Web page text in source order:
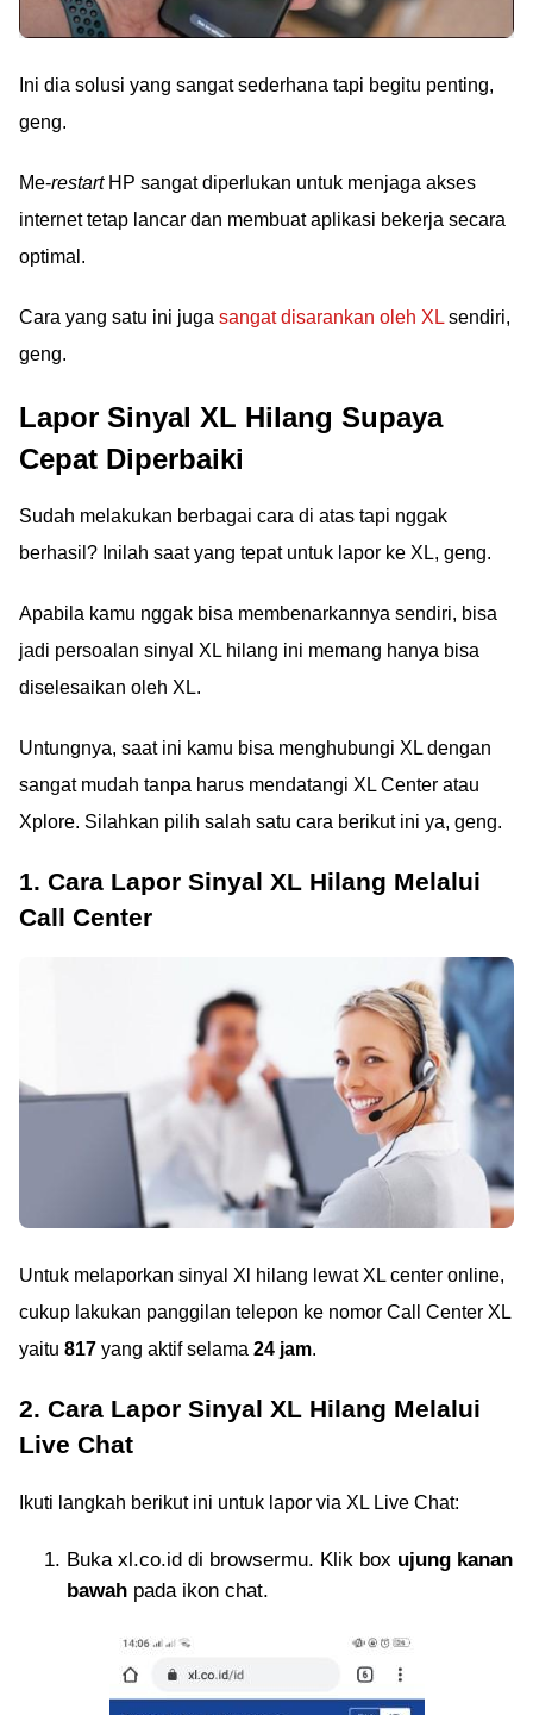
Ini dia solusi yang sangat sederhana tapi begitu penting,
geng.
Me-restartHP sangat diperlukan untuk menjaga akses
internet tetap lancar dan membuat aplikasi bekerja secara
optimal.
Cara yang satu ini juga sangat disarankan oleh XL sendiri,
geng.
Lapor Sinyal XL Hilang Supaya
Cepat Diperbaiki
Sudah melakukan berbagai cara di atas tapi nggak
berhasil? Inilah saat yang tepat untuk lapor ke XL, geng.
Apabila kamu nggak bisa membenarkannya sendiri, bisa
jadi persoalan sinyal XL hilang ini memang hanya bisa
diselesaikan oleh XL.
Untungnya, saat ini kamu bisa menghubungi XL dengan
sangat mudah tanpa harus mendatangi XL Center atau
Xplore. Silahkan pilih salah satu cara berikut ini ya, geng.
1. Cara Lapor Sinyal XL Hilang Melalui
Call Center
Untuk melaporkan sinyal Xl hilang lewat XL center online,
cukup lakukan panggilan telepon ke nomor Call Center XL
yaitu 817 yang aktif selama 24 jam.
2. Cara Lapor Sinyal XL Hilang Melalui
Live Chat
Ikuti langkah berikut ini untuk lapor via XL Live Chat:
Buka xl.co.id di browsermu. Klik box ujung kanan
bawah pada ikon chat.